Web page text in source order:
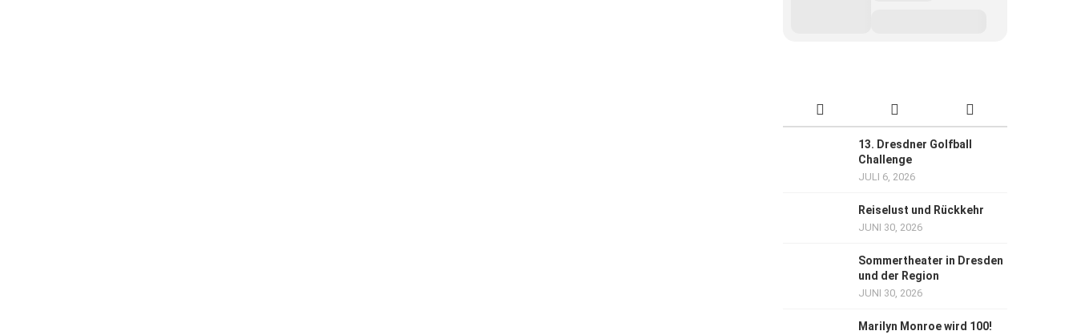
13. Dresdner Golfball
Challenge
JULI 6, 2026
Reiselust und Rückkehr
JUNI 30, 2026
Sommertheater in Dresden
und der Region
JUNI 30, 2026
Marilyn Monroe wird 100!